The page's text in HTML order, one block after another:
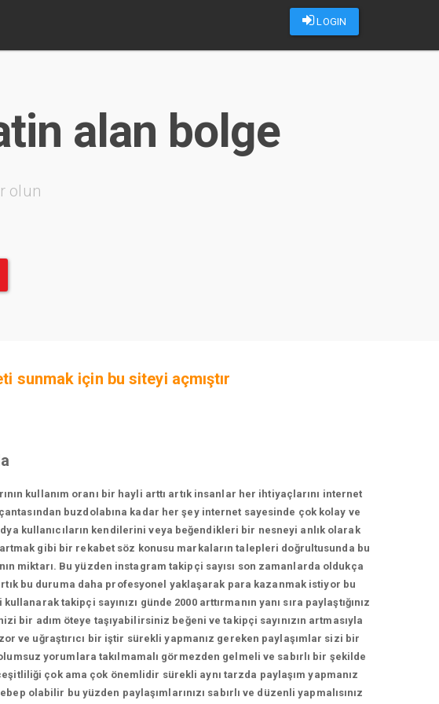
LOGIN
alan bolge
olun
sunmak için bu siteyi açmıştır
kullanım oranı bir hayli arttı artık insanlar her ihtiyaçlarını internet
buzdolabına kadar her şey internet sayesinde çok kolay ve
kullanıcıların kendilerini veya beğendikleri bir nesneyi anlık olarak
gibi bir rekabet söz konusu markaların talepleri doğrultusunda bu
miktarı. Bu yüzden instagram takipçi sayısı son zamanlarda oldukça
bu duruma daha profesyonel yaklaşarak para kazanmak istiyor bu
takipçi sayınızı günde 2000 arttırmanın yanı sıra paylaştığınız
adım öteye taşıyabilirsiniz beğeni ve takipçi sayınızın artmasıyla
uğraştırıcı bir iştir sürekli yapmanız gereken paylaşımlar sizi bir
yorumlara takılmamalı görmezden gelmeli ve sabırlı bir şekilde
çok ama çok önemlidir sürekli aynı tarzda paylaşım yapmanız
olabilir bu yüzden paylaşımlarınızı sabırlı ve düzenli yapmalısınız